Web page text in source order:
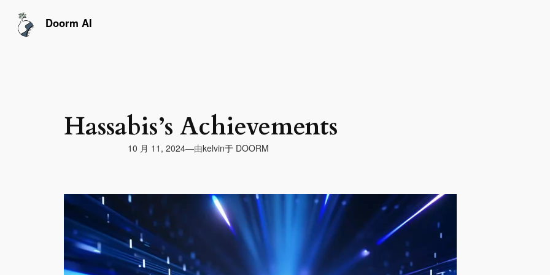
Doorm AI
Hassabis’s Achievements
10 月 11, 2024—由kelvin于 DOORM
视
放